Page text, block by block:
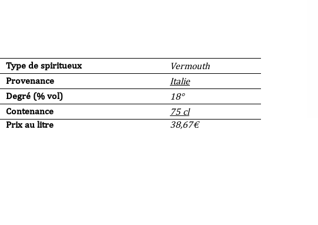
Type de spiritueux
Vermouth
Provenance
Italie
Degré (% vol)
18°
Contenance
75 cl
Prix au litre
38,67€